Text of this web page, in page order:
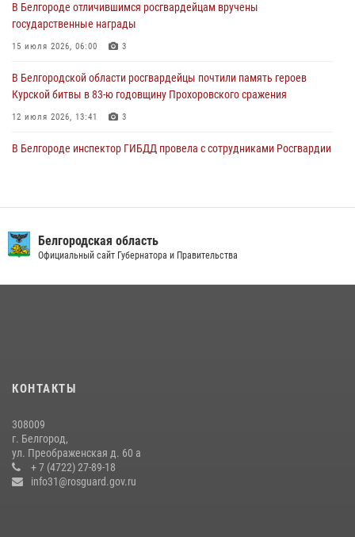
01 августа 2026, 16:43
В Белгороде отличившимся росгвардейцам вручены
государственные награды
15 июля 2026, 06:00 3
В Белгородской области росгвардейцы почтили память героев
Курской битвы в 83-ю годовщину Прохоровского сражения
12 июля 2026, 13:41 3
В Белгороде инспектор ГИБДД провела с сотрудниками Росгвардии
подготовке спецподразделения в эфире радио «России - Белгород»
22 июля 2026, 14:36
боксу
Росгвардейцы провели урок безопасности для воспитанников
Старооскольского военно-патриотического клуба
10 июля 2026, 06:30
Белгородская область
Официальный сайт Губернатора и Правительства
КОНТАКТЫ
308009
г. Белгород,
ул. Преображенская д. 60 а
+ 7 (4722) 27-89-18
info31@rosguard.gov.ru